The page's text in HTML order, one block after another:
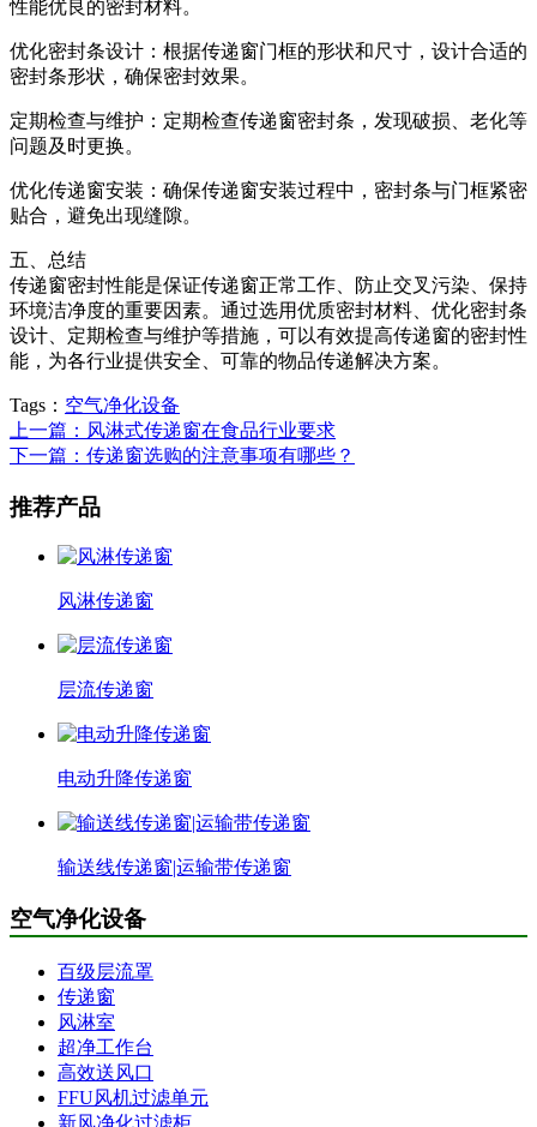
性能优良的密封材料。
优化密封条设计：根据传递窗门框的形状和尺寸，设计合适的
密封条形状，确保密封效果。
定期检查与维护：定期检查传递窗密封条，发现破损、老化等
问题及时更换。
优化传递窗安装：确保传递窗安装过程中，密封条与门框紧密
贴合，避免出现缝隙。
五、总结
传递窗密封性能是保证传递窗正常工作、防止交叉污染、保持
环境洁净度的重要因素。通过选用优质密封材料、优化密封条
设计、定期检查与维护等措施，可以有效提高传递窗的密封性
能，为各行业提供安全、可靠的物品传递解决方案。
Tags： 空气净化设备
上一篇：风淋式传递窗在食品行业要求
下一篇：传递窗选购的注意事项有哪些？
推荐产品
风淋传递窗
层流传递窗
电动升降传递窗
输送线传递窗|运输带传递窗
空气净化设备
百级层流罩
传递窗
风淋室
超净工作台
高效送风口
FFU风机过滤单元
新风净化过滤柜